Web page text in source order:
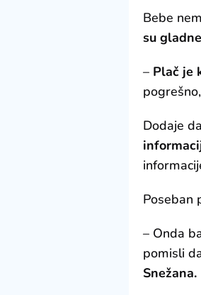
Bebe
su
– Plač je
Dodaje
Poseban
– Onda
pomisli
Snežana.